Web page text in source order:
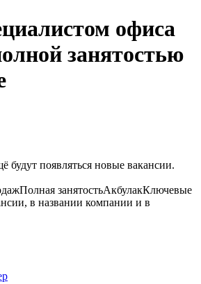
офиса
занятостью
будут появляться новые вакансии.
Полная занятостьАкбулакКлючевые
в названии компании и в